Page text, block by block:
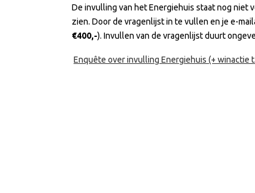
De invulling van het Energiehuis staat nog niet
zien. Door de vragenlijst in te vullen en je e-
€400,-). Invullen van de vragenlijst duurt
Enquête over invulling Energiehuis (+ winactie